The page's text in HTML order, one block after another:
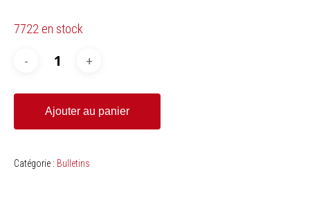
7722 en stock
Ajouter au panier
Catégorie : Bulletins